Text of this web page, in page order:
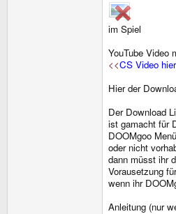
im Spiel
YouTube Video
<<CS Video
Hier der
Der Download
ist gamacht für
DOOMgoo
oder nicht
dann müsst ihr
Vorausetzung
wenn ihr
Anleitung (nur